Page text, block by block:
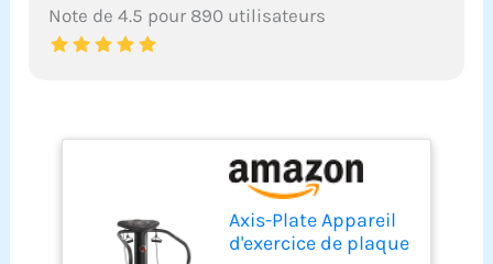
Note de 4.5 pour 890 utilisateurs
Axis-Plate Appareil
d'exercice de plaque